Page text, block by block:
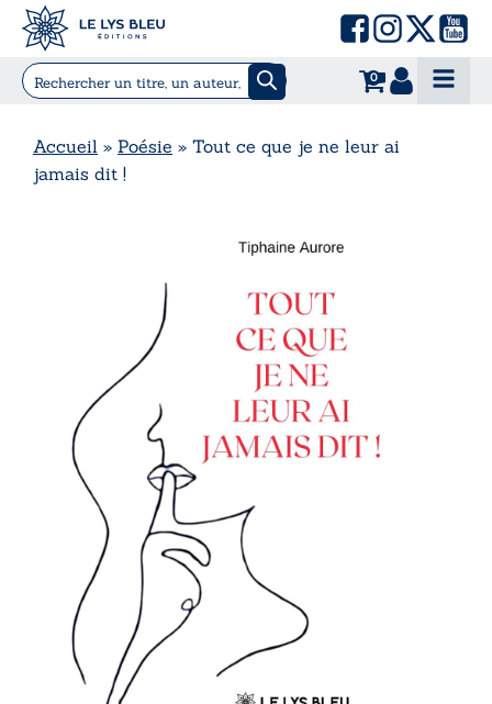
0
Accueil » Poésie » Tout ce que je ne leur ai
jamais dit !